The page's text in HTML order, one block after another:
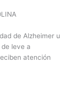
de Alzheimer u
leve a
atención